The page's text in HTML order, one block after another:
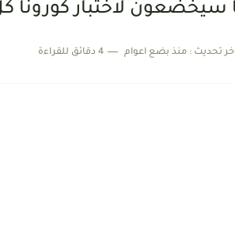
سيخضعون لاختبار كورونا
تحديث : منذ بضع اعوام 4 دقائق للقراءة